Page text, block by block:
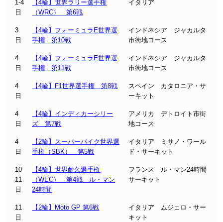
1-4
日
【4輪】世界ラリー選手権
（WRC） 第6戦
イタリア
3
日
【4輪】フォーミュラE世界選
手権 第10戦
インドネシア ジャカルタ
市街地コース
4
日
【4輪】フォーミュラE世界選
手権 第11戦
インドネシア ジャカルタ
市街地コース
4
日
【4輪】F1世界選手権 第8戦
スペイン カタロニア・サ
ーキット
4
日
【4輪】インディカーシリー
ズ 第7戦
アメリカ デトロイト市街
地コース
4
日
【2輪】スーパーバイク世界選
手権（SBK） 第5戦
イタリア ミサノ・ワール
ド・サーキット
10-
11
日
【4輪】世界耐久選手権
（WEC） 第4戦 ル・マン
24時間
フランス ル・マン24時間
サーキット
11
日
【2輪】Moto GP 第6戦
イタリア ムジェロ・サー
キット